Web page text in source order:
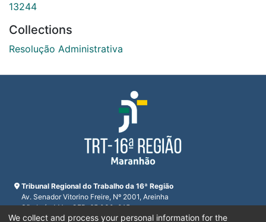
13244
Collections
Resolução Administrativa
Tribunal Regional do Trabalho da 16ª Região
Av. Senador Vitorino Freire, Nº 2001, Areinha
São Luís, MA - CEP: 65.030-015
CNPJ 23.608.631/0001-93
We collect and process your personal information for the